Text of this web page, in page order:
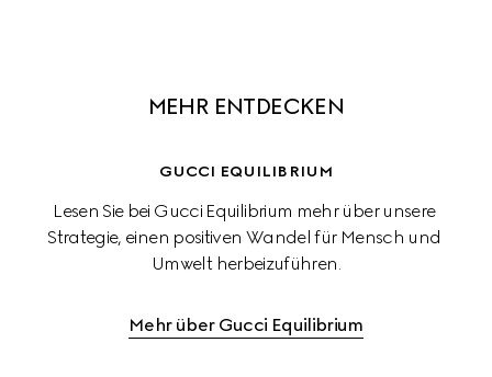
MEHR ENTDECKEN
GUCCI EQUILIBRIUM
Lesen Sie bei Gucci Equilibrium mehr über unsere
Strategie, einen positiven Wandel für Mensch und
Umwelt herbeizuführen.
Mehr über Gucci Equilibrium